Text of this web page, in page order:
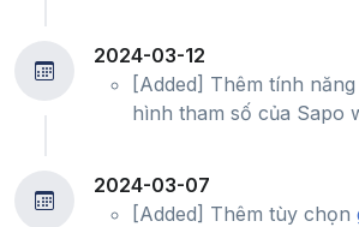
2024-03-12
[Added] Thêm tính
hình tham số của Sapo
2024-03-07
[Added] Thêm tùy chọn